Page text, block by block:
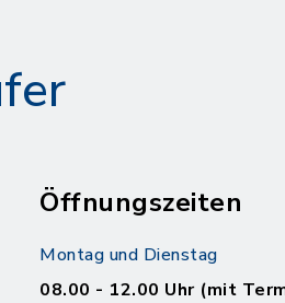
Öffnungszeiten
Montag und Dienstag
08.00 - 12.00 Uhr (mit